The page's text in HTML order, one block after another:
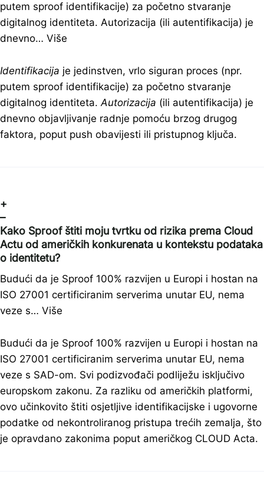
putem sproof identifikacije) za početno stvaranje
digitalnog identiteta. Autorizacija (ili autentifikacija) je
dnevno… Više
Identifikacija je jedinstven, vrlo siguran proces (npr.
putem sproof identifikacije) za početno stvaranje
digitalnog identiteta.Autorizacija (ili autentifikacija) je
dnevno objavljivanje radnje pomoću brzog drugog
faktora, poput push obavijesti ili pristupnog ključa.
+
–
Kako Sproof štiti moju tvrtku od rizika prema Cloud
Actu od američkih konkurenata u kontekstu podataka
o identitetu?
Budući da je Sproof 100% razvijen u Europi i hostan na
ISO 27001 certificiranim serverima unutar EU, nema
veze s… Više
Budući da je Sproof 100% razvijen u Europi i hostan na
ISO 27001 certificiranim serverima unutar EU, nema
veze s SAD-om. Svi podizvođači podliježu isključivo
europskom zakonu. Za razliku od američkih platformi,
ovo učinkovito štiti osjetljive identifikacijske i ugovorne
podatke od nekontroliranog pristupa trećih zemalja, što
je opravdano zakonima poput američkog CLOUD Acta.